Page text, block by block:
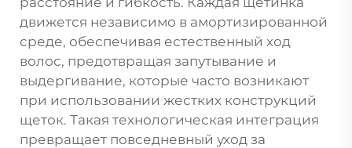
движется независимо в амортизированной
среде, обеспечивая естественный ход
волос, предотвращая запутывание и
выдергивание, которые часто возникают
при использовании жестких конструкций
щеток. Такая технологическая интеграция
превращает повседневный уход за